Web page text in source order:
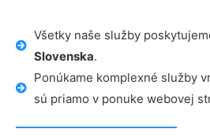
Všetky naše služby
Slovenska.
Ponúkame komplexné služby
sú priamo v ponuke webovej